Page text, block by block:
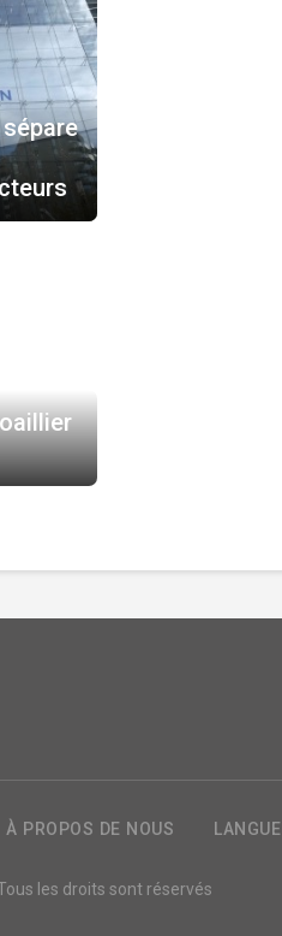
À PROPOS DE NOUS LANGUE
Tous les droits sont réservés